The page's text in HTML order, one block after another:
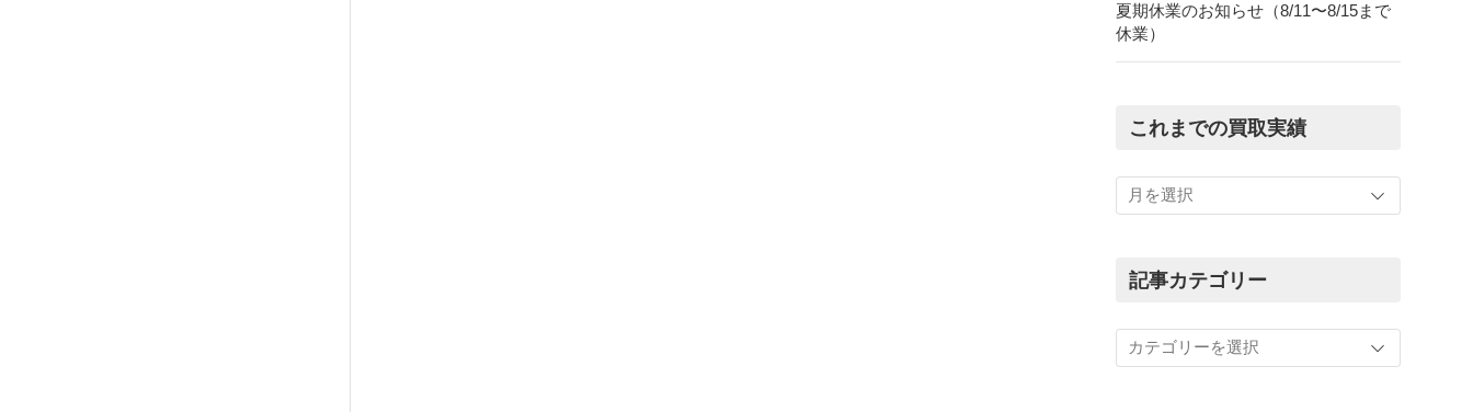
夏期休業のお知らせ（8/11〜8/15まで
休業）
これまでの買取実績
ま
買
績
記事カテゴリー
事
カ